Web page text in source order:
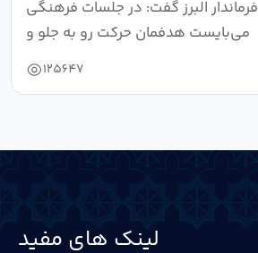
فرماندار البرز گفت: در جلسات فرهنگی
می‌بایست هدفمان حرکت رو به جلو و
125647
لینک های مفید